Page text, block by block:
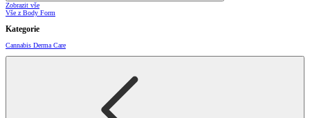
Zobrazit vše
Vše z Body Form
Kategorie
Cannabis Derma Care